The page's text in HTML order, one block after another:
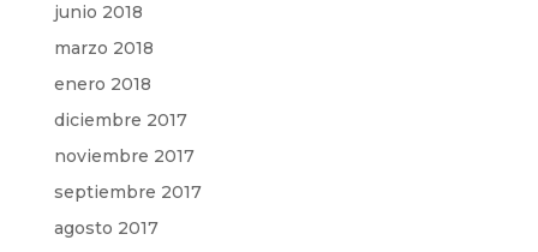
junio 2018
marzo 2018
enero 2018
diciembre 2017
noviembre 2017
septiembre 2017
agosto 2017